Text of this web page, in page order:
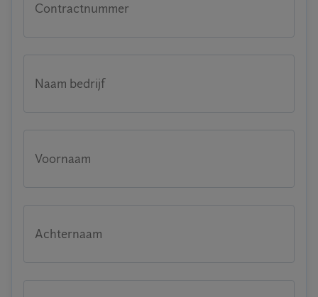
Contractnummer
Naam bedrijf
Voornaam
Achternaam